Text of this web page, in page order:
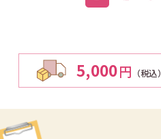
5,000円 （税込）